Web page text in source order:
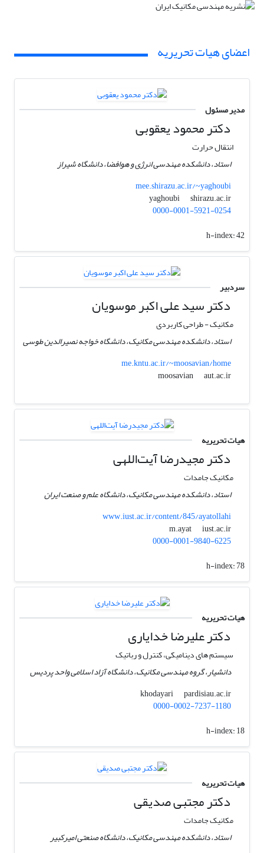
اعضای هیات تحریریه
مدیر مسئول
دکتر محمود یعقوبی
انتقال حرارت
استاد، دانشکده مهندسی انرژی و هوافضا، دانشگاه شیراز
mee.shirazu.ac.ir/~yaghoubi
yaghoubi
shirazu.ac.ir
0000-0001-5921-0254
h-index:42
سردبیر
دکتر سید علی اکبر موسویان
مکانیک - طراحی کاربردی
استاد، دانشکده مهندسی مکانیک، دانشگاه خواجه نصیرالدین طوسی
me.kntu.ac.ir/~moosavian/home
moosavian
aut.ac.ir
هیات تحریریه
دکتر مجیدرضا آیت‌اللهی
مکانیک جامدات
استاد، دانشکده مهندسی مکانیک، دانشگاه علم و صنعت ایران
www.iust.ac.ir/content/845/ayatollahi
m.ayat
iust.ac.ir
0000-0001-9840-6225
h-index:78
هیات تحریریه
دکتر علیرضا خدایاری
سیستم های دینامیکی، کنترل و رباتیک
دانشیار، گروه مهندسی مکانیک، دانشگاه آزاد اسلامی واحد پردیس
khodayari
pardisiau.ac.ir
0000-0002-7237-1180
h-index:18
هیات تحریریه
دکتر مجتبی صدیقی
مکانیک جامدات
استاد، دانشکده مهندسی مکانیک، دانشگاه صنعتی امیرکبیر